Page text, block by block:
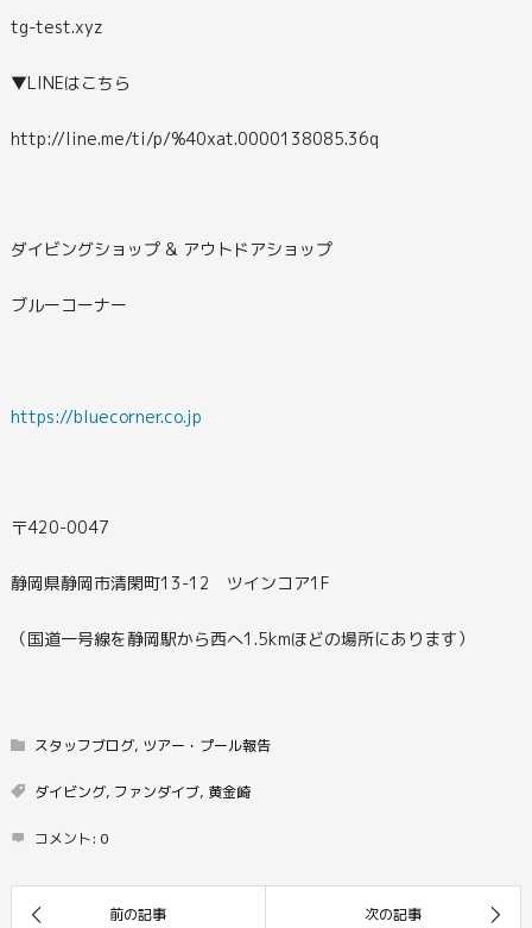
tg-test.xyz
▼LINEはこちら
http://line.me/ti/p/%40xat.0000138085.36q
ダイビングショップ & アウトドアショップ
ブルーコーナー
https://bluecorner.co.jp
〒420-0047
静岡県静岡市清閑町13-12 ツインコア1F
（国道一号線を静岡駅から西へ1.5kmほどの場所にあります）
スタッフブログ, ツアー・プール報告
ダイビング, ファンダイブ, 黄金崎
コメント: 0